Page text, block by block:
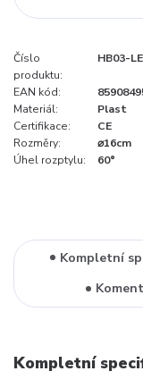
Číslo
produktu:
HB03-
EAN kód:
Materiál:
Plast
Certifikace:
CE
Rozměry:
⌀16cm
Úhel rozptylu:
60°
Kompletní
Kompletní